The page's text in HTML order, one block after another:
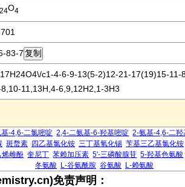
24O4
83-7
c1-4-6-9-13(5-2)12-21-17(19)15-
11,13H,4-6,9,12H2,1-3H3
-4,6-二氯嘧啶 2,4-二氨基-6-羟基嘧啶 2-氨基-4,6-二
斑蝥素 四乙基氯化铵 三丁基氧化锡 苄基三乙基氯化铵
烯雌酚 奎尼丁 苯赖加压素 5'-三磷酸腺苷 5-羟基色氨酸
冬氨酸
L-谷氨酰胺 谷氨酸 L-赖氨酸
免责声明：